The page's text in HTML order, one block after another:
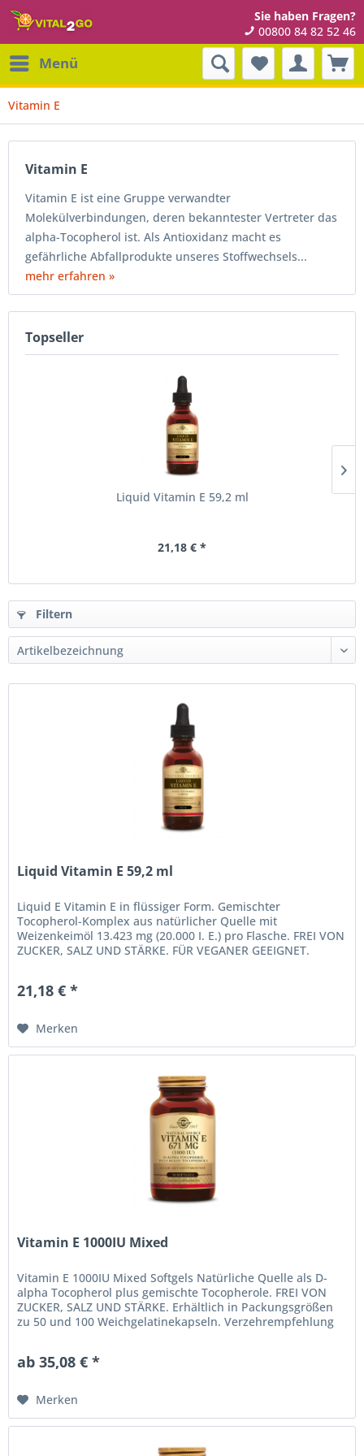
Sie haben Fragen?
00800 84 82 52 46
Menü
Vitamin E
Vitamin E
Vitamin E ist eine Gruppe verwandter
Molekülverbindungen, deren bekanntester Vertreter das
alpha-Tocopherol ist. Als Antioxidanz macht es
gefährliche Abfallprodukte unseres Stoffwechsels...
mehr erfahren »
Topseller
Liquid Vitamin E 59,2 ml
21,18 € *
Filtern
Liquid Vitamin E 59,2 ml
Liquid E Vitamin E in flüssiger Form. Gemischter
Tocopherol-Komplex aus natürlicher Quelle mit
Weizenkeimöl 13.423 mg (20.000 I. E.) pro Flasche. FREI VON
ZUCKER, SALZ UND STÄRKE. FÜR VEGANER GEEIGNET.
21,18 € *
Merken
Vitamin E 1000IU Mixed
Vitamin E 1000IU Mixed Softgels Natürliche Quelle als D-
alpha Tocopherol plus gemischte Tocopherole. FREI VON
ZUCKER, SALZ UND STÄRKE. Erhältlich in Packungsgrößen
zu 50 und 100 Weichgelatinekapseln. Verzehrempfehlung
ab 35,08 € *
Merken